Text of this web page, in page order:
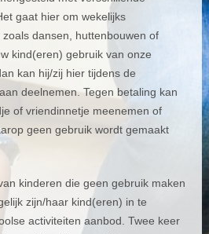
gaat hier om wekelijks
dansen, huttenbouwen of
kind(eren) gebruik van onze
kan hij/zij hier tijdens de
deelnemen. Tegen betaling kan
of vriendinnetje meenemen of
geen gebruik wordt gemaakt
kinderen die geen gebruik maken
zijn/haar kind(eren) in te
activiteiten aanbod. Twee keer